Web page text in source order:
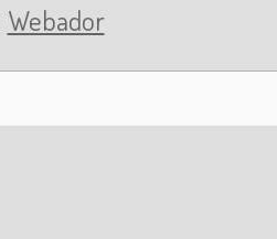
Webador